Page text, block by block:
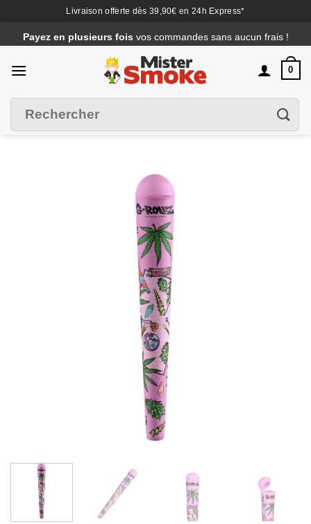
Livraison offerte dès 39,90€ en 24h Express*
au
contenu
Payez en plusieurs fois vos commandes sans aucun frais !
0
pour :